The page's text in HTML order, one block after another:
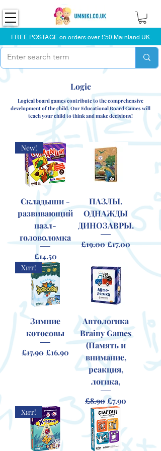
FREE POSTAGE on orders over £50 Mainland UK.
Logic
Logical board games contribute to the comprehensive
development of the child. Our Educational Board Games will
teach your child to think and make decisions!
New!
Складыши -
развивающий
пазл-
головоломка
Price
£14.50
ПАЗЛЫ.
ОДНАЖДЫ
ДИНОЗАВРЫ.
Regular Price
£19.00Sale Price
£17.00
Хит!
Зимние
котосовы
Regular Price
£17.90 Sale Price
£16.90
Автологика
Brainy Games
(Память и
внимание,
реакция,
логика,
Regular Price
£8.90Sale Price
£7.90
Хит!